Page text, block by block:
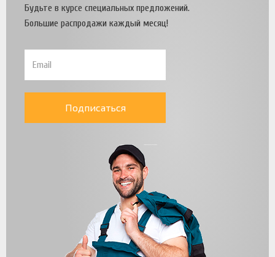
Будьте в курсе специальных предложений.
Большие распродажи каждый месяц!
Подписаться